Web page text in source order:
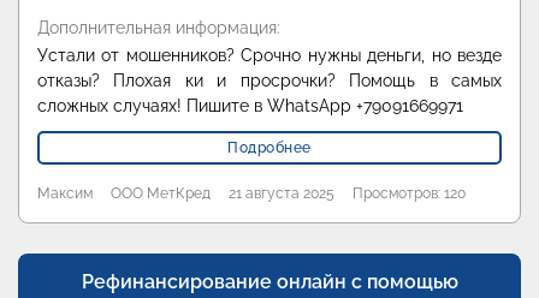
Дополнительная информация:
Устали от мошенников? Срочно нужны деньги, но везде
отказы? Плохая ки и просрочки? Помощь в самых
сложных случаях! Пишите в WhatsApp +79091669971
Подробнее
Максим ООО МетКред 21 августа 2025 Просмотров: 120
Рефинансирование онлайн с помощью